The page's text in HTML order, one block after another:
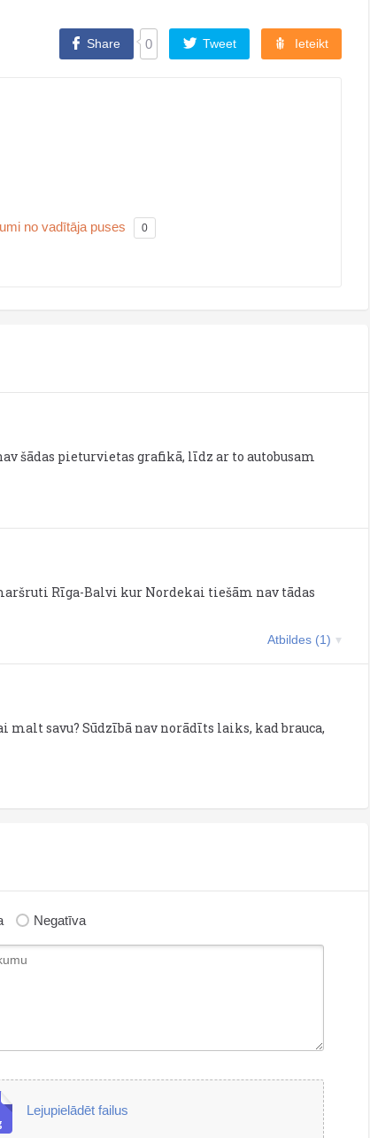
Share 0 Tweet Ieteikt
no vadītāja puses 0
šādas pieturvietas grafikā, līdz ar to autobusam
Rīga-Balvi kur Nordekai tiešām nav tādas
Atbildes (1)
savu? Sūdzībā nav norādīts laiks, kad brauca,
Negatīva
Lejupielādēt failus